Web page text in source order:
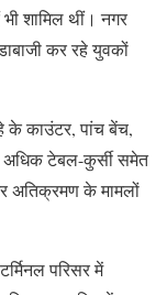
शामिल थीं। नगर
कर रहे युवकों
के काउंटर, पांच बेंच,
टेबल-कुर्सी समेत
अतिक्रमण के मामलों
परिसर में